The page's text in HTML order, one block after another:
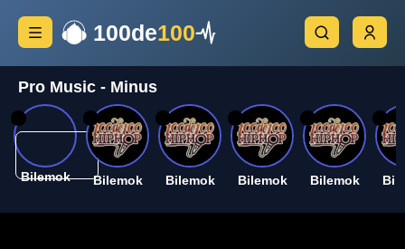
100de100
Pro Music - Minus
Bilemok Bilemok Bilemok Bilemok Bilemok